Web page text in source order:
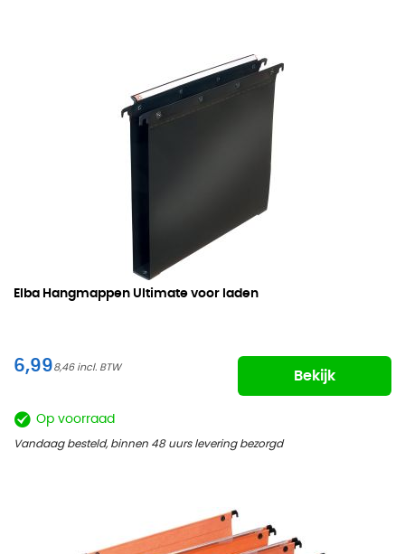
Elba Hangmappen Ultimate voor laden
6,998,46
Bekijk
Op voorraad
Vandaag besteld, binnen 48 uurs levering bezorgd